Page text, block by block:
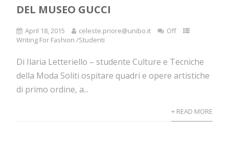
DEL MUSEO GUCCI
April 18, 2015 celeste.priore@unibo.it
Off
Writing For Fashion /Studenti
Di Ilaria Letteriello – studente Culture e Tecniche
della Moda Soliti ospitare quadri e opere artistiche
di primo ordine, a...
+ READ MORE